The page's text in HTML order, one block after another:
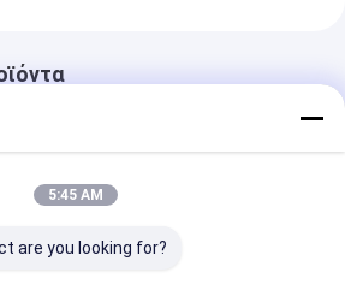
Περίπου εμείς
Desktop Site
Πολιτική μυστικότητας
All Rights Reserved.
5:45 AM
are you looking for?